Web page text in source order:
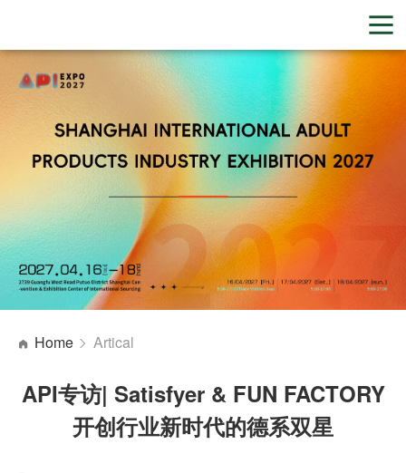
Home Artical
API专访| Satisfyer & FUN FACTORY
开创行业新时代的德系双星